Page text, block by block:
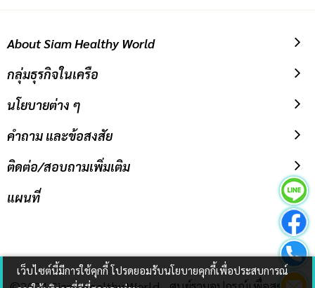
เว็บไซต์นี้มีการใช้คุกกี้ โปรดยอมรับนโยบายคุกกี้เพื่อประสบการณ์
About Siam Healthy World
กลุ่มธุรกิจในเครือ
นโยบายต่าง ๆ
คำถาม และข้อสงสัย
ติดต่อ/สอบถามเพิ่มเติม
แผนที่